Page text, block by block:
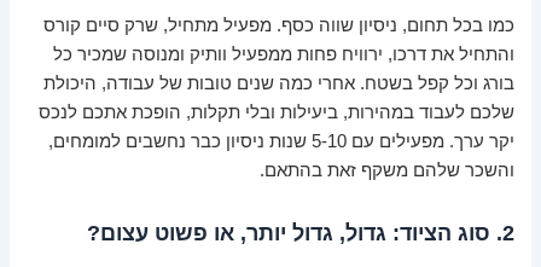
כמו בכל תחום, ניסיון שווה כסף. מפעיל מתחיל, שרק סיים קורס
והתחיל את דרכו, ירוויח פחות ממפעיל וותיק ומנוסה שמכיר כל
בורג וכל קפל בשטח. אחרי כמה שנים טובות של עבודה, היכולת
שלכם לעבוד במהירות, ביעילות ובלי תקלות, הופכת אתכם לנכס
יקר ערך. מפעילים עם 5-10 שנות ניסיון כבר נחשבים למומחים,
והשכר שלהם משקף זאת בהתאם.
2. סוג הציוד: גדול, גדול יותר, או פשוט עצום?